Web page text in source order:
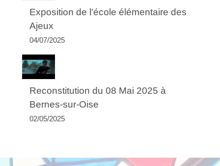
Exposition de l'école élémentaire des
Ajeux
04/07/2025
Reconstitution du 08 Mai 2025 à
Bernes-sur-Oise
02/05/2025